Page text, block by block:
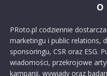
O
PRoto.pl codziennie
marketingu i public relations,
sponsoringu, CSR oraz ESG.
wiadomości, przekrojowe
kampanii, wywiady oraz